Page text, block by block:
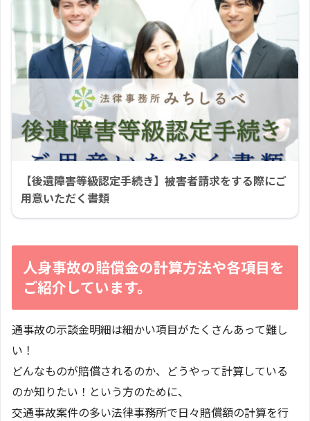
【後遺障害等級認定手続き】被害者請求をする際にご
用意いただく書類
人身事故の賠償金の計算方法や各項目を
ご紹介しています。
通事故の示談金明細は細かい項目がたくさんあって難し
い！
どんなものが賠償されるのか、どうやって計算している
のか知りたい！という方のために、
交通事故案件の多い法律事務所で日々賠償額の計算を行